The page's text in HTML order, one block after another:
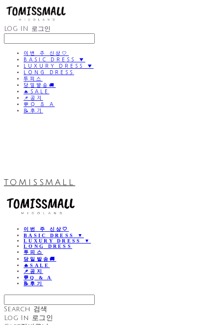
LOG IN 로그인
이번 주 신상🤍
BASIC DRESS ▼
LUXURY DRESS ▼
LONG DRESS
투피스
당일발송🚚
🔥SALE
📌공지
💬Q & A
📝후기
TOMISSMALL
이번 주 신상🤍
BASIC DRESS ▼
LUXURY DRESS ▼
LONG DRESS
투피스
당일발송🚚
🔥SALE
📌공지
💬Q & A
📝후기
Search 검색
Log In 로그인